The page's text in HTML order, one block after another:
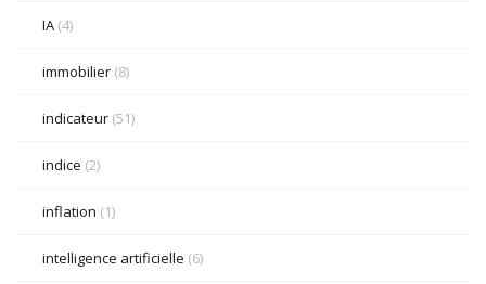
IA (4)
immobilier (8)
indicateur (51)
indice (2)
inflation (1)
intelligence artificielle (6)